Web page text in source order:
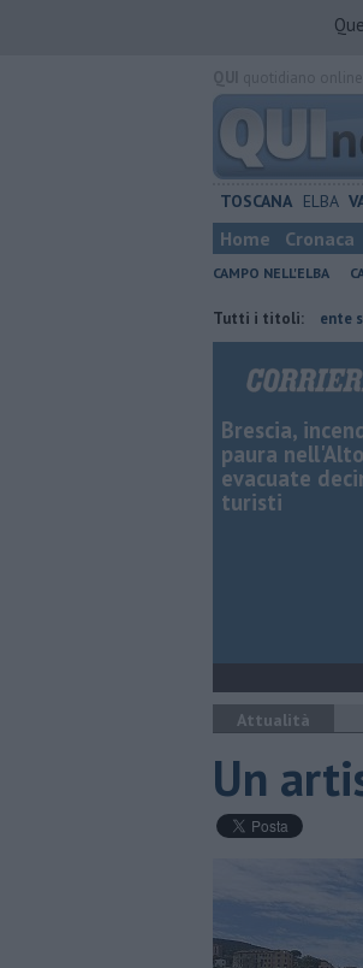
TOSCANA ELBA
Home Cronaca
CAMPO NELL'ELBA
Tutti i titoli:
Porto Piombino, lente sui
Brescia,
paura
evacuate
turisti
Attualità
Un